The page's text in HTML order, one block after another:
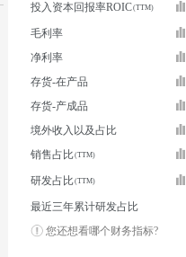
投入资本回报率ROIC
毛利率
净利率
存货-在产品
存货-产成品
境外收入以及占比
销售占比
研发占比
最近三年累计研发占比
您还想看哪个财务指标?